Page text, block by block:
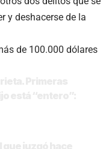
y deshacerse de la
de 100.000 dólares